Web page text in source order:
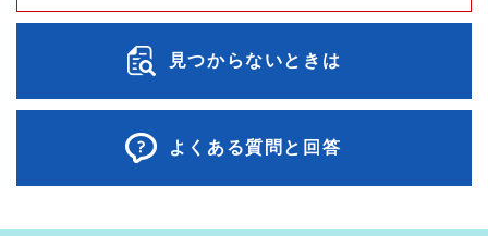
見つからないときは
よくある質問と回答